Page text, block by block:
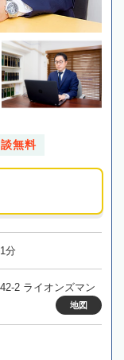
無料
分
2 ライオンズマン
地図